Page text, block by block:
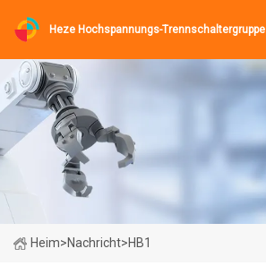
Heze Hochspannungs-Trennschaltergruppe
Heim>Nachricht>HB1